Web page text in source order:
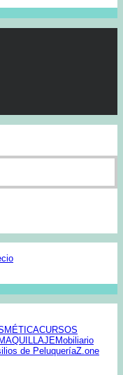
CURSOS
MAQUILLAJEMobiliario
de PeluqueríaZ.one